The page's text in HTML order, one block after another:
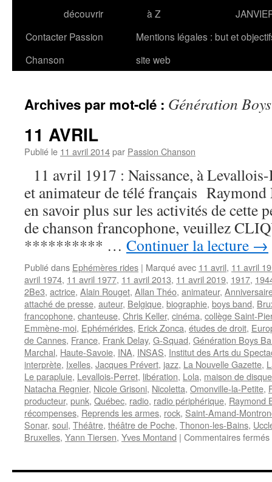
découvrir
à Z
Contacter Passion
Chanson
Mentions légales : but et
site web
Archives par mot-clé : Génération
11 AVRIL
Publié le 11 avril 2014par Passion Chanson
11 avril 1917 : Naissance, à
et animateur de télé français
en savoir plus sur les activités de cette
de chanson francophone, veuillez
********** … Continuer la lecture →
Publié dans Ephémères rides | Marqué avec 11 avril, 11 avril
avril 1974, 11 avril 1977, 11 avril 2013, 11 avril 2019, 1917,
2Be3, actrice, Alain Rouget, Allan Théo, animateur,
attaché de presse, auteur, Belgique, biographie, boys band,
francophone, chanteuse, Chris Keller, cinéma, collège Saint-
Emmène-moi, Ephémérides, Erick Zonca, études de droit,
de Cannes, France, Frank Delay, G-Squad, Génération Boys
Marchal, Haute-Savoie, INA, INSAS, Institut des Arts du
interprète, Ixelles, Jacques Prévert, jazz, La Nouvelle Gazette,
Le parapluie, Levallois-Perret, libération, Lola, maison de
Natacha Regnier, Nicole Grisoni, Nicoletta, Omonville-la-Petite,
producteur, punk, Québec, radio, radio périphérique, Raymond
récompenses, Reprends les armes, rock, Saint-Amand-
Sonar, soul, Théâtre, théâtre de Poche, Thonon-les-Bains,
Bruxelles, Yann Tiersen, Yves Montand | Commentaires fermés